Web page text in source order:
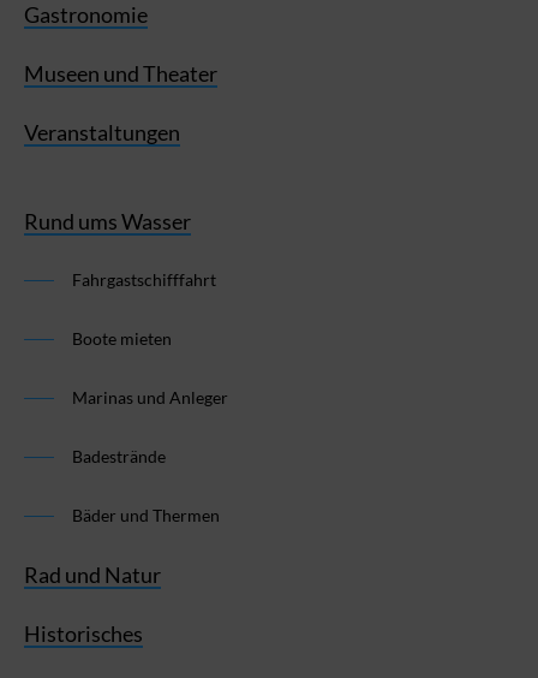
Gastronomie
Museen und Theater
Veranstaltungen
Rund ums Wasser
Fahrgastschifffahrt
Boote mieten
Marinas und Anleger
Badestrände
Bäder und Thermen
Rad und Natur
Historisches